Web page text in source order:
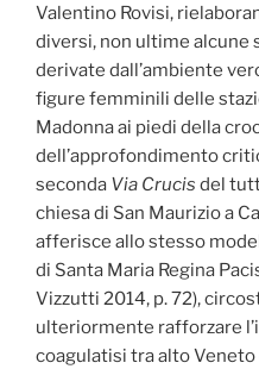
Valentino Rovisi,
diversi, non ultime alcune
derivate dall’ambiente
figure femminili delle
Madonna ai piedi della
dell’approfondimento
seconda Via Crucis del
chiesa di San Maurizio a
afferisce allo stesso
di Santa Maria Regina
Vizzutti 2014, p. 72),
ulteriormente rafforzare
coagulatisi tra alto